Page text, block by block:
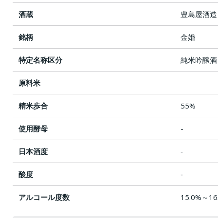
酒蔵 豊島屋酒造
銘柄 金婚
特定名称区分 純米吟醸酒
原料米
精米歩合 55%
使用酵母 -
日本酒度 ‐
酸度 ‐
アルコール度数 15.0%～